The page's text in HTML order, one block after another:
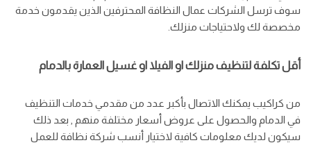
سوف ترسل الشركات عمال النظافة المحترفين الذين يقدمون خدمة
مخصصة لك ولاحتياجات منزلك.
أقل تكلفة لتنظيف منزلك او الفيلا او غسيل العمارة بالدمام
من كراكيب يمكنك الاتصال بأكبر عدد من مقدمي خدمات التنظيف
في الدمام والحصول على عروض أسعار مختلفة منهم , بعد ذلك
سيكون لديك معلومات كافية لاختيار أنسب شركة نظافة للعمل